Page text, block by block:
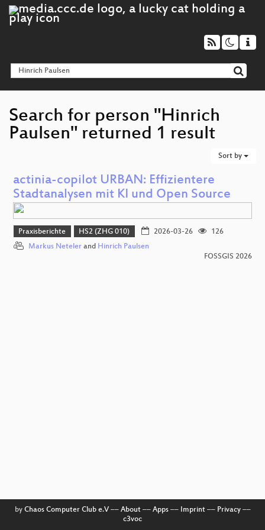
Search for person "Hinrich
Paulsen" returned 1 result
Sort by
actinia-copilot URBAN: Effizientere
Stadtanalysen mit KI und Open Source
Praxisberichte HS2 (ZHG 010) 2026-03-26
126
Markus Neteler and Hinrich Paulsen
FOSSGIS 2026
by Chaos Computer Club e.V–– About–– Apps–– Imprint–– Privacy––
c3voc